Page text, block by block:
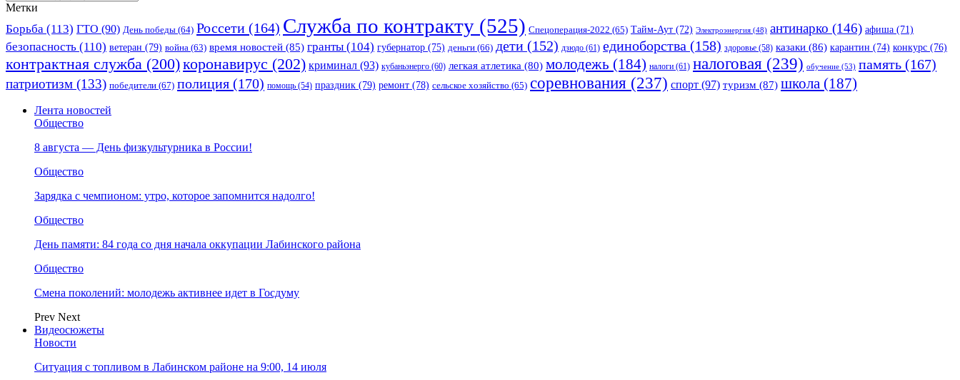
Метки
Борьба (113) ГТО (90) День победы (64) Россети (164) Служба по контракту (525) Спецоперация-2022 (65) Тайм-Аут (72) Электроэнергия (48) антинарко (146) афиша (71)
безопасность (110) ветеран (79) война (63) время новостей (85) гранты (104) губернатор (75) деньги (66) дети (152) дзюдо (61) единоборства (158) здоровье (58) казаки (86) карантин (74) конкурс (76)
контрактная служба (200)коронавирус (202) криминал (93) кубаньэнерго (60) легкая атлетика (80) молодежь (184) налоги (61) налоговая (239) обучение (53) память (167)
патриотизм (133) победители (67) полиция (170) помощь (54) праздник (79) ремонт (78) сельское хозяйство (65) соревнования (237) спорт (97) туризм (87) школа (187)
Лента новостей
Общество
8 августа — День физкультурника в России!
Общество
Зарядка с чемпионом: утро, которое запомнится надолго!
Общество
День памяти: 84 года со дня начала оккупации Лабинского района
Общество
Смена поколений: молодежь активнее идет в Госдуму
Prev Next
Видеосюжеты
Новости
Ситуация с топливом в Лабинском районе на 9:00, 14 июля